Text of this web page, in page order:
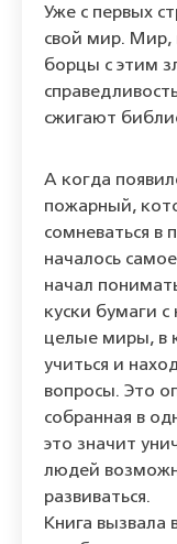
Уже с первых
свой мир. Мир,
борцы с этим
сжигают
А когда
пожарный,
сомневаться в
началось
начал
куски бумаги
целые миры, в
учиться и
вопросы. Это
собранная в
это значит
людей
развиваться.
Книга вызвала